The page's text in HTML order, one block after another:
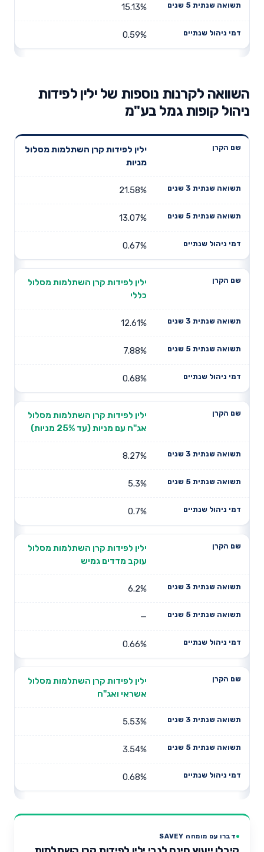
15.13%
0.59%
השוואה לקרנות נוספות של ילין לפידות
ניהול קופות גמל בע"מ
שנתית 3
תשואה
דמי ניהול
ילין לפידות קרן השתלמות מסלול
מניות
21.58%
13.07%
0.67%
ילין לפידות קרן השתלמות מסלול
כללי
12.61%
7.88%
0.68%
ילין לפידות קרן השתלמות מסלול
אג"ח עם מניות (עד 25% מניות)
8.27%
5.3%
0.7%
ילין לפידות קרן השתלמות מסלול
עוקב מדדים גמיש
6.2%
—
0.66%
ילין לפידות קרן השתלמות מסלול
אשראי ואג"ח
5.53%
3.54%
0.68%
דברו עם מומחה SAVEY